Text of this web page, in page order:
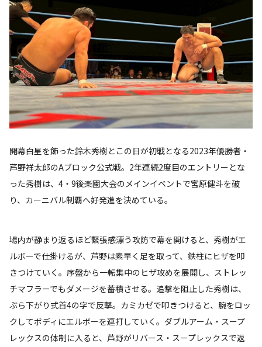
開幕白星を飾った鈴木秀樹とこの日が初戦となる2023年優勝者・
芦野祥太郎のAブロック公式戦。2年連続2度目のエントリーとな
った秀樹は、4・9後楽園大会のメインイベントで宮原健斗を破
り、カーニバル制覇へ好発進を決めている。
場内が静まり返るほど緊張感漂う攻防で幕を開けると、秀樹がエ
ルボーで仕掛けるが、芦野は素早く足を取って、鉄柱にヒザを叩
きつけていく。序盤から一転集中のヒザ攻めを展開し、ストレッ
チマフラーでもダメージを蓄積させる。追撃を阻止した秀樹は、
ぶら下がり式首4の字で反撃。カミカゼで叩きつけると、腕をロッ
クしてボディにエルボーを連打していく。ダブルアーム・スープ
レックスの体制に入ると、芦野がリバース・スープレックスで返